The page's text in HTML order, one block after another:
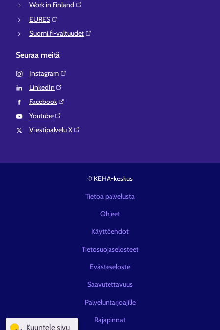
Work in Finland⁠
EURES⁠
Suomi.fi-valtuudet⁠
Seuraa meitä
Instagram⁠
LinkedIn⁠
Facebook⁠
Youtube⁠
Viestipalvelu X⁠
© KEHA-keskus
Tietoa palvelusta
Ohjeet
Käyttöehdot
Tietosuojaselosteet
Evästeseloste
Saavutettavuus
Palveluntarjoajille
Rajapinnat
Kuuntele sivu